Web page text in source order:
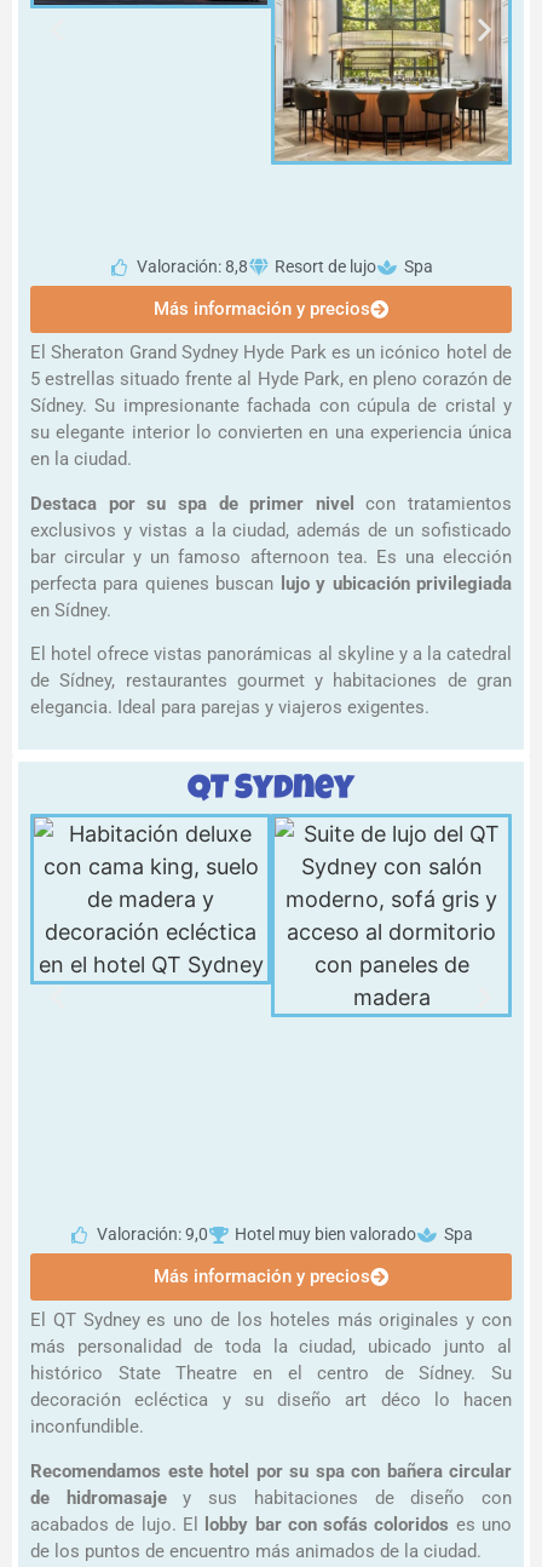
Valoración: 8,8 Resort de lujo Spa
Más información y precios
El Sheraton Grand Sydney Hyde Park es un icónico hotel de
5 estrellas situado frente al Hyde Park, en pleno corazón de
Sídney. Su impresionante fachada con cúpula de cristal y
su elegante interior lo convierten en una experiencia única
en la ciudad.
Destaca por su spa de primer nivel
con tratamientos
exclusivos y vistas a la ciudad, además de un sofisticado
bar circular y un famoso afternoon tea. Es una elección
perfecta para quienes buscan lujo y ubicación privilegiada
en Sídney.
El hotel ofrece vistas panorámicas al skyline y a la catedral
de Sídney, restaurantes gourmet y habitaciones de gran
elegancia. Ideal para parejas y viajeros exigentes.
QT Sydney
Valoración: 9,0 Hotel muy bien valorado Spa
Más información y precios
El QT Sydney es uno de los hoteles más originales y con
más personalidad de toda la ciudad, ubicado junto al
histórico State Theatre en el centro de Sídney. Su
decoración ecléctica y su diseño art déco lo hacen
inconfundible.
Recomendamos este hotel por su spa con bañera circular
de hidromasajey sus habitaciones de diseño con
acabados de lujo. El
lobby bar con sofás coloridos es uno
de los puntos de encuentro más animados de la ciudad.